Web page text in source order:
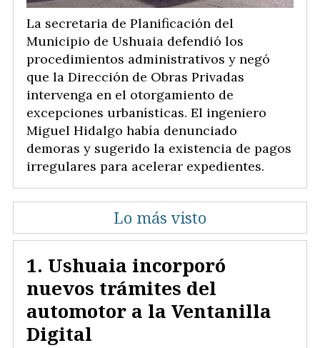
La secretaria de Planificación del
Municipio de Ushuaia defendió los
procedimientos administrativos y negó
que la Dirección de Obras Privadas
intervenga en el otorgamiento de
excepciones urbanísticas. El ingeniero
Miguel Hidalgo había denunciado
demoras y sugerido la existencia de pagos
irregulares para acelerar expedientes.
Lo más visto
Ushuaia incorporó
nuevos trámites del
automotor a la Ventanilla
Digital